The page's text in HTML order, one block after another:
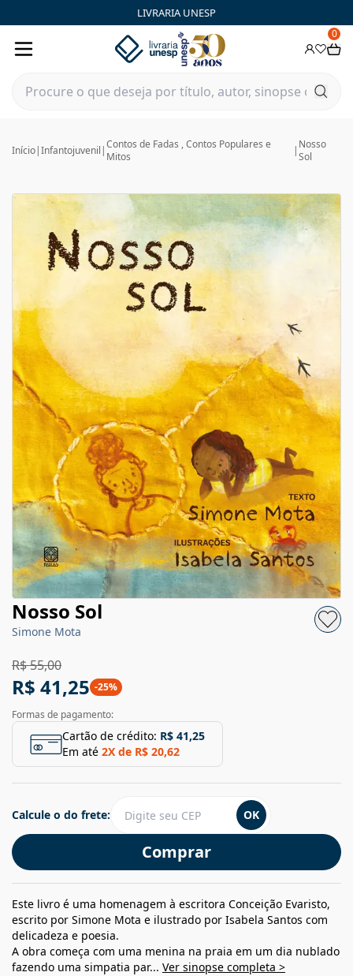
LIVRARIA UNESP
0
Início|Infantojuvenil |Contos de Fadas , Contos Populares e
Mitos
| Nosso
Sol
Nosso Sol
Simone Mota
R$ 55,00
R$ 41,25 -25%
Formas de pagamento:
Cartão de crédito: R$ 41,25
Em até 2X de R$ 20,62
Comprar
Calcule o do frete: OK
Este livro é uma homenagem à escritora Conceição Evaristo,
escrito por Simone Mota e ilustrado por Isabela Santos com
delicadeza e poesia.
A obra começa com uma menina na praia em um dia nublado
fazendo uma simpatia par... Ver sinopse completa >